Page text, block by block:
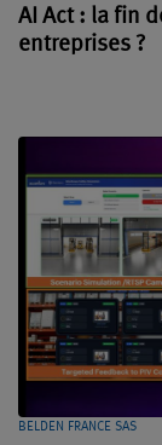
AI Act : la fin
entreprises ?
BELDEN FRANCE SAS